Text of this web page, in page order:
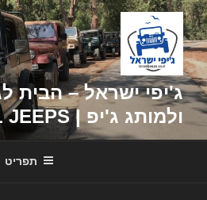
דילוג
לתוכן
ג'יפי ישראל – הבית
ולמותג ג'יפ | ISRAEL JEEPS
תפריט